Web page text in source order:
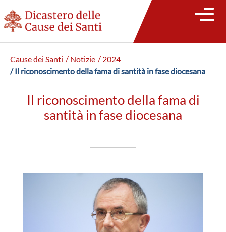
Cause dei Santi / Notizie / 2024
/ Il riconoscimento della fama di santità in fase diocesana
Il riconoscimento della fama di
santità in fase diocesana